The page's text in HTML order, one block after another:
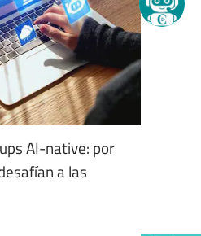
AI-native: por
a las